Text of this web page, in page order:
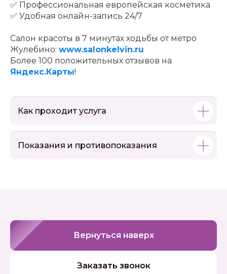
✅ Профессиональная европейская косметика
✅ Удобная онлайн-запись 24/7
Салон красоты в 7 минутах ходьбы от метро
Жулебино: www.salonkelvin.ru
Более 100 положительных отзывов на
Яндекс.Карты!
Как проходит услуга
Показания и противопоказания
Вернуться наверх
Заказать звонок